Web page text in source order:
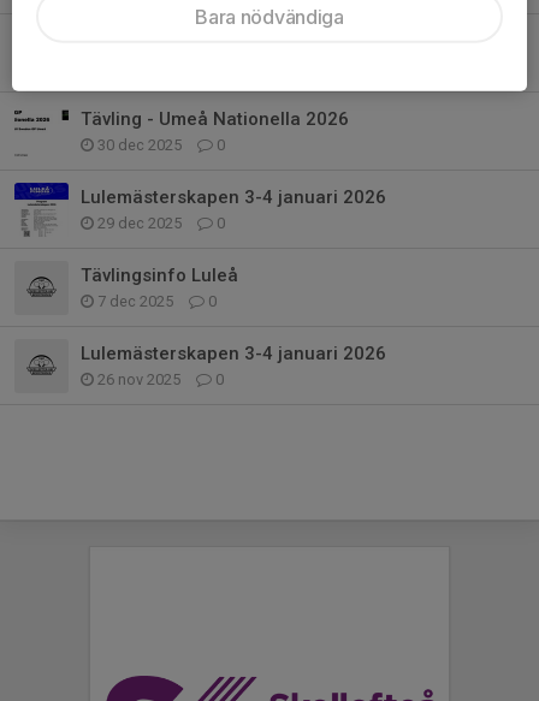
Tävling - Umeå Nationella 2026
30 dec 2025 0
Lulemästerskapen 3-4 januari 2026
29 dec 2025 0
Tävlingsinfo Luleå
7 dec 2025 0
Lulemästerskapen 3-4 januari 2026
26 nov 2025 0
Bara nödvändiga